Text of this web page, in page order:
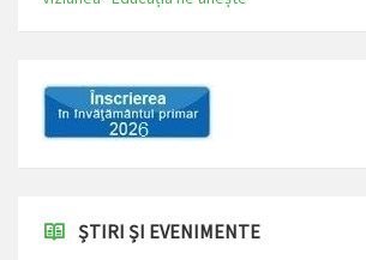
ȘTIRI ȘI EVENIMENTE